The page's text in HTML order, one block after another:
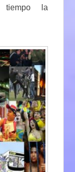
tiempo la